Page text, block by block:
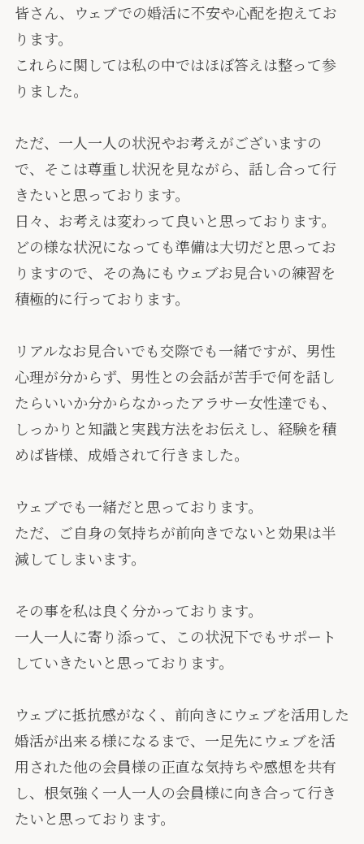
皆さん、ウェブでの婚活に不安や心配を抱えてお
ります。
これらに関しては私の中ではほぼ答えは整って参
りました。
ただ、一人一人の状況やお考えがございますの
で、そこは尊重し状況を見ながら、話し合って行
きたいと思っております。
日々、お考えは変わって良いと思っております。
どの様な状況になっても準備は大切だと思ってお
りますので、その為にもウェブお見合いの練習を
積極的に行っております。
リアルなお見合いでも交際でも一緒ですが、男性
心理が分からず、男性との会話が苦手で何を話し
たらいいか分からなかったアラサー女性達でも、
しっかりと知識と実践方法をお伝えし、経験を積
めば皆様、成婚されて行きました。
ウェブでも一緒だと思っております。
ただ、ご自身の気持ちが前向きでないと効果は半
減してしまいます。
その事を私は良く分かっております。
一人一人に寄り添って、この状況下でもサポート
していきたいと思っております。
ウェブに抵抗感がなく、前向きにウェブを活用した
婚活が出来る様になるまで、一足先にウェブを活
用された他の会員様の正直な気持ちや感想を共有
し、根気強く一人一人の会員様に向き合って行き
たいと思っております。